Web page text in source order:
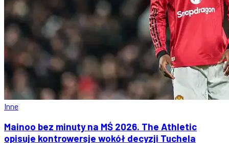
Inne
Mainoo bez minuty na MŚ 2026. The Athletic
opisuje kontrowersje wokół decyzji Tuchela